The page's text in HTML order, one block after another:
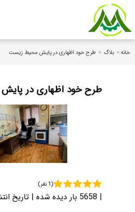
خانه> بلاگ > طرح خود اظهاری در پایش محیط زیست
طرح خود اظهاری در
(1 نفر)
| 5658 بار دیده شده | تاریخ انتشار: